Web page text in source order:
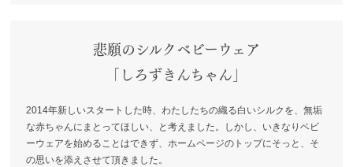
悲願のシルクベビーウェア
「しろずきんちゃん」
2014年新しいスタートした時、わたしたちの織る白いシルクを、無垢
な赤ちゃんにまとってほしい、と考えました。しかし、いきなりベビ
ーウェアを始めることはできず、ホームページのトップにそっと、そ
の思いを添えさせて頂きました。